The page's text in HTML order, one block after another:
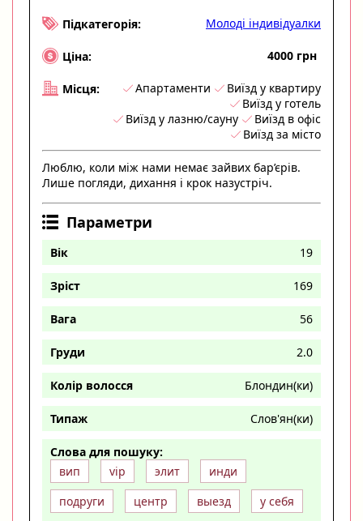
Підкатегорія: Молоді індивідуалки
Ціна: 4000 грн
Місця: Апартаменти
Виїзд у квартиру
Виїзд у готель
Виїзд у лазню/сауну
Виїзд в офіс
Виїзд за місто
Люблю, коли між нами немає зайвих бар’єрів.
Лише погляди, дихання і крок назустріч.
Параметри
Вік 19
Зріст 169
Вага 56
Груди 2.0
Колір волосся Блондин(ки)
Типаж Слов'ян(ки)
Слова для пошуку:
вип
vip элит
инди
подруги
центр выезд у себя